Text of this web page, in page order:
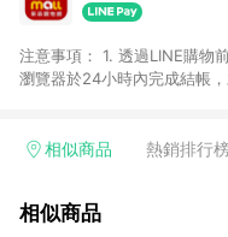
注意事項： 1. 透過LINE購物
瀏覽器於24小時內完成結帳
單，皆不在點數回饋範圍內
球嚴選、商城、專案商品、「
相似商品 熱銷排行
相似商品